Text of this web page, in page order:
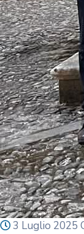
3 Luglio 2025